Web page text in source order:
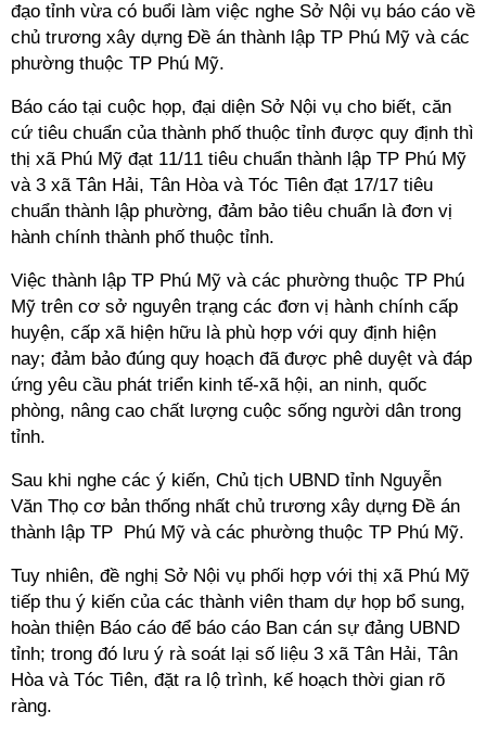
đạo tỉnh vừa có buổi làm việc nghe Sở Nội vụ báo cáo về
chủ trương xây dựng Đề án thành lập TP Phú Mỹ và các
phường thuộc TP Phú Mỹ.
Báo cáo tại cuộc họp, đại diện Sở Nội vụ cho biết, căn
cứ tiêu chuẩn của thành phố thuộc tỉnh được quy định thì
thị xã Phú Mỹ đạt 11/11 tiêu chuẩn thành lập TP Phú Mỹ
và 3 xã Tân Hải, Tân Hòa và Tóc Tiên đạt 17/17 tiêu
chuẩn thành lập phường, đảm bảo tiêu chuẩn là đơn vị
hành chính thành phố thuộc tỉnh.
Việc thành lập TP Phú Mỹ và các phường thuộc TP Phú
Mỹ trên cơ sở nguyên trạng các đơn vị hành chính cấp
huyện, cấp xã hiện hữu là phù hợp với quy định hiện
nay; đảm bảo đúng quy hoạch đã được phê duyệt và đáp
ứng yêu cầu phát triển kinh tế-xã hội, an ninh, quốc
phòng, nâng cao chất lượng cuộc sống người dân trong
tỉnh.
Sau khi nghe các ý kiến, Chủ tịch UBND tỉnh Nguyễn
Văn Thọ cơ bản thống nhất chủ trương xây dựng Đề án
thành lập TP Phú Mỹ và các phường thuộc TP Phú Mỹ.
Tuy nhiên, đề nghị Sở Nội vụ phối hợp với thị xã Phú Mỹ
tiếp thu ý kiến của các thành viên tham dự họp bổ sung,
hoàn thiện Báo cáo để báo cáo Ban cán sự đảng UBND
tỉnh; trong đó lưu ý rà soát lại số liệu 3 xã Tân Hải, Tân
Hòa và Tóc Tiên, đặt ra lộ trình, kế hoạch thời gian rõ
ràng.